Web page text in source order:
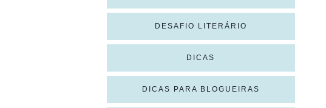
DESAFIO LITERÁRIO
DICAS
DICAS PARA BLOGUEIRAS